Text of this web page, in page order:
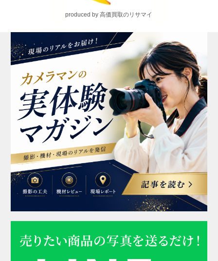
produced by 高価買取のリサマイ